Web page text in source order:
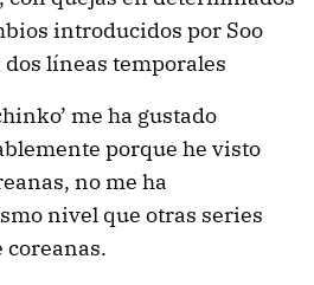
introducidos por Soo
líneas temporales
me ha gustado
porque he visto
no me ha
nivel que otras series